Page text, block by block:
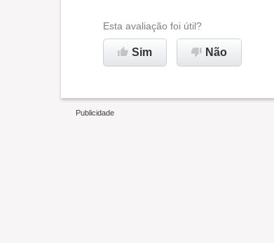
Ambiente de trabalho
Recomenda esta empresa
Esta avaliação foi útil?
Sim Não